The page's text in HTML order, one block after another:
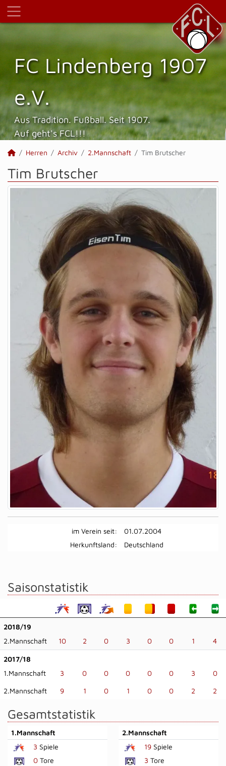
FC Lindenberg 1907
e.V.
Aus Tradition. Fußball. Seit 1907.
Auf geht's FCL!!!
Herren Archiv 2.Mannschaft Tim Brutscher
Tim Brutscher
im Verein seit:
01.07.2004
Herkunftsland:
Deutschland
Saisonstatistik
2018/19
2.Mannschaft
10 2 0 3 0 0 1 4
2017/18
1.Mannschaft
3 0 0 0 0 0 3 0
2.Mannschaft 9 1 0 1 0 0 2 2
Gesamtstatistik
1.Mannschaft
3 Spiele
0 Tore
2.Mannschaft
19Spiele
3 Tore